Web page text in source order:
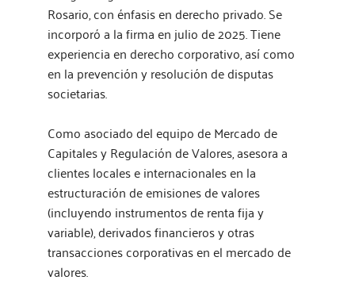
Rosario, con énfasis en derecho privado. Se
incorporó a la firma en julio de 2025. Tiene
experiencia en derecho corporativo, así como
en la prevención y resolución de disputas
societarias.
Como asociado del equipo de Mercado de
Capitales y Regulación de Valores, asesora a
clientes locales e internacionales en la
estructuración de emisiones de valores
(incluyendo instrumentos de renta fija y
variable), derivados financieros y otras
transacciones corporativas en el mercado de
valores.